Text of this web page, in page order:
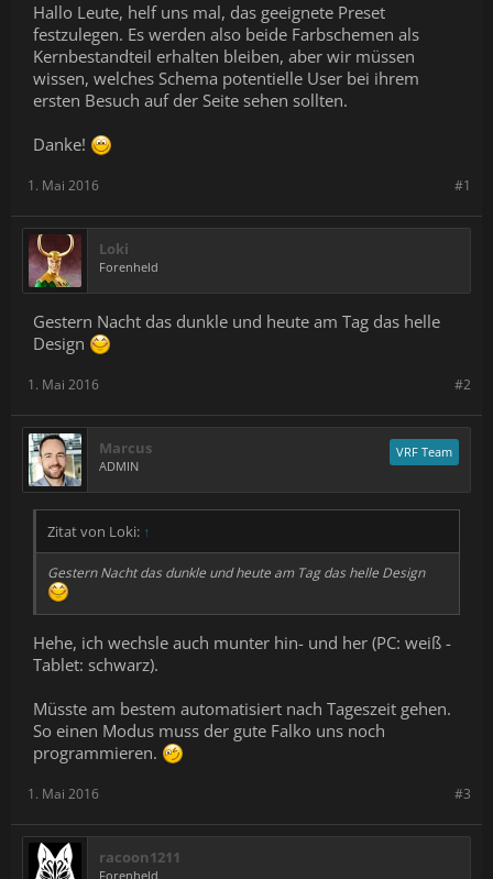
Hallo Leute, helf uns mal, das geeignete Preset
festzulegen. Es werden also beide Farbschemen als
Kernbestandteil erhalten bleiben, aber wir müssen
wissen, welches Schema potentielle User bei ihrem
ersten Besuch auf der Seite sehen sollten.
Danke!
#1
1. Mai 2016
Loki
Forenheld
Gestern Nacht das dunkle und heute am Tag das helle
Design
#2
1. Mai 2016
Marcus
ADMIN
VRF Team
Zitat von Loki: ↑
Gestern Nacht das dunkle und heute am Tag das helle Design
Hehe, ich wechsle auch munter hin- und her (PC: weiß -
Tablet: schwarz).
Müsste am bestem automatisiert nach Tageszeit gehen.
So einen Modus muss der gute Falko uns noch
programmieren.
#3
1. Mai 2016
racoon1211
Forenheld